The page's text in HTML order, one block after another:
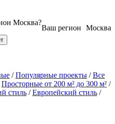
Москва
Ваш регион
Москва?
/Популярные проекты /Все
Просторные от 200 м² до 300 м² /
стиль /Европейский стиль /